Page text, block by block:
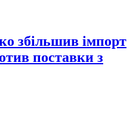
збільшив імпорт
поставки з